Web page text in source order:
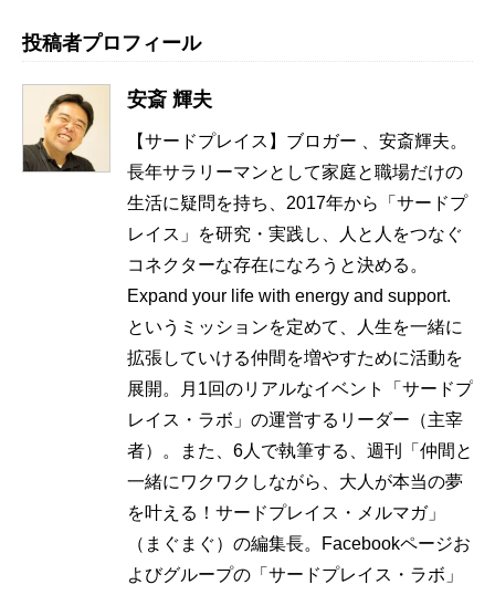
投稿者プロフィール
安斎 輝夫
【サードプレイス】ブロガー 、安斎輝夫。
長年サラリーマンとして家庭と職場だけの
生活に疑問を持ち、2017年から「サードプ
レイス」を研究・実践し、人と人をつなぐ
コネクターな存在になろうと決める。
Expand your life with energy and support.
というミッションを定めて、人生を一緒に
拡張していける仲間を増やすために活動を
展開。月1回のリアルなイベント「サードプ
レイス・ラボ」の運営するリーダー（主宰
者）。また、6人で執筆する、週刊「仲間と
一緒にワクワクしながら、大人が本当の夢
を叶える！サードプレイス・メルマガ」
（まぐまぐ）の編集長。Facebookページお
よびグループの「サードプレイス・ラボ」